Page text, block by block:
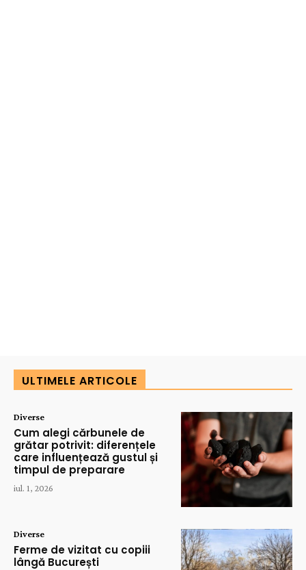
ULTIMELE ARTICOLE
Diverse
Cum alegi cărbunele de
grătar potrivit: diferențele
care influențează gustul și
timpul de preparare
iul. 1, 2026
Diverse
Ferme de vizitat cu copiii
lângă București